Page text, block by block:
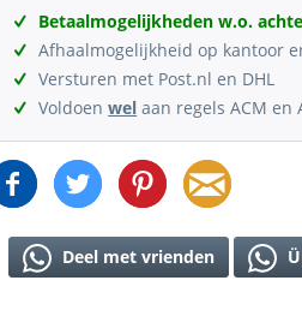
Betaalmogelijkheden w.o.
Afhaalmogelijkheid op kantoor
Versturen met Post.nl en DHL
Voldoenwel aan regels ACM en
Deel met vrienden